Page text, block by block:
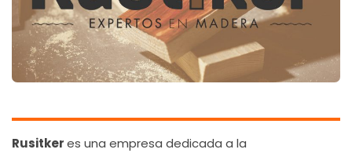
Rusitkeres una empresa dedicada a la